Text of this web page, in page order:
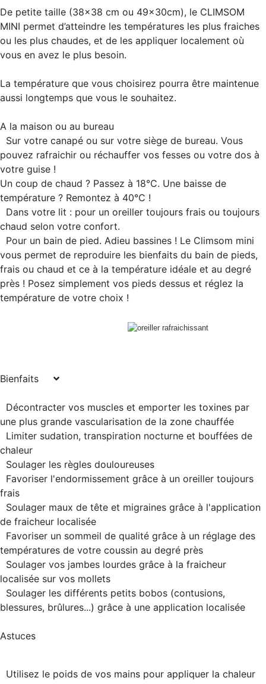
De petite taille (38x38 cm ou 49x30cm), le CLIMSOM
MINI permet d’atteindre les températures les plus fraiches
ou les plus chaudes, et de les appliquer localement où
vous en avez le plus besoin.
La température que vous choisirez pourra être maintenue
aussi longtemps que vous le souhaitez.
A la maison ou au bureau
Sur votre canapé ou sur votre siège de bureau. Vous
pouvez rafraichir ou réchauffer vos fesses ou votre dos à
votre guise !
Un coup de chaud ? Passez à 18°C. Une baisse de
température ? Remontez à 40°C !
Dans votre lit : pour un oreiller toujours frais ou toujours
chaud selon votre confort.
Pour un bain de pied. Adieu bassines ! Le Climsom mini
vous permet de reproduire les bienfaits du bain de pieds,
frais ou chaud et ce à la température idéale et au degré
près ! Posez simplement vos pieds dessus et réglez la
température de votre choix !
Bienfaits
Décontracter vos muscles et emporter les toxines par
une plus grande vascularisation de la zone chauffée
Limiter sudation, transpiration nocturne et bouffées de
chaleur
Soulager les règles douloureuses
Favoriser l'endormissement grâce à un oreiller toujours
frais
Soulager maux de tête et migraines grâce à l'application
de fraicheur localisée
Favoriser un sommeil de qualité grâce à un réglage des
températures de votre coussin au degré près
Soulager vos jambes lourdes grâce à la fraicheur
localisée sur vos mollets
Soulager les différents petits bobos (contusions,
blessures, brûlures...) grâce à une application localisée
Astuces
Utilisez le poids de vos mains pour appliquer la chaleur